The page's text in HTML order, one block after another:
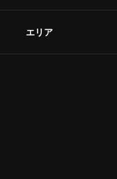
エリア